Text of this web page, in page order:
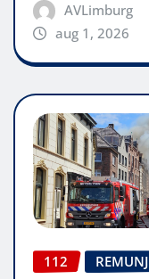
AVLimburg
aug 1, 2026
112 REMUNJ